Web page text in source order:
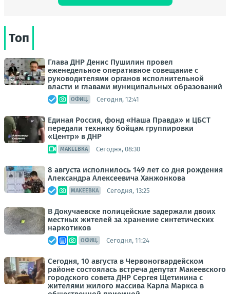
Топ
Глава ДНР Денис Пушилин провел
еженедельное оперативное совещание с
руководителями органов исполнительной
власти и главами муниципальных образований
ОФИЦ. Сегодня, 12:41
Единая Россия, фонд «Наша Правда» и ЦБСТ
передали технику бойцам группировки
«Центр» в ДНР
МАКЕЕВКА Сегодня, 08:30
8 августа исполнилось 149 лет со дня рождения
Александра Алексеевича Ханжонкова
МАКЕЕВКА Сегодня, 13:25
В Докучаевске полицейские задержали двоих
местных жителей за хранение синтетических
наркотиков
ОФИЦ. Сегодня, 11:24
Сегодня, 10 августа в Червоногвардейском
районе состоялась встреча депутат Макеевского
городского совета ДНР Сергея Щетинина с
жителями жилого массива Карла Маркса в